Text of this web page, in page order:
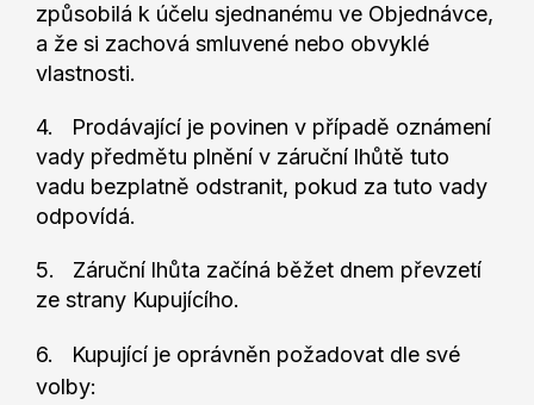
způsobilá k účelu sjednanému ve Objednávce,
a že si zachová smluvené nebo obvyklé
vlastnosti.
4. Prodávající je povinen v případě oznámení
vady předmětu plnění v záruční lhůtě tuto
vadu bezplatně odstranit, pokud za tuto vady
odpovídá.
5. Záruční lhůta začíná běžet dnem převzetí
ze strany Kupujícího.
6. Kupující je oprávněn požadovat dle své
volby: